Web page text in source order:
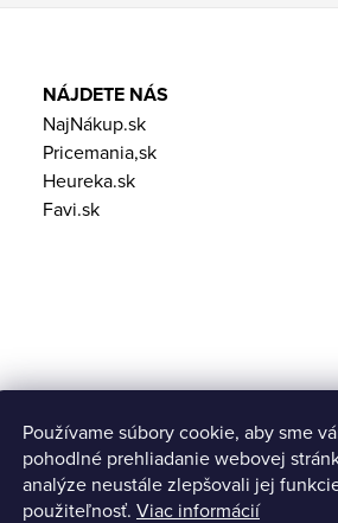
Používame súbory cookie, aby sme
pohodlné prehliadanie webovej
analýze neustále zlepšovali jej
použiteľnosť. Viac informácií
NÁJDETE NÁS
NajNákup.sk
Pricemania,sk
Heureka.sk
Favi.sk